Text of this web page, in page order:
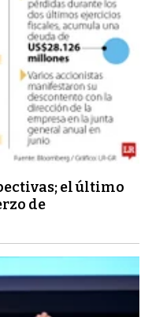
el último
de